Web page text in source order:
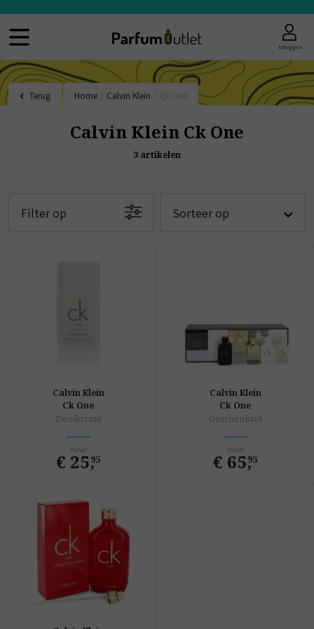
Inloggen
Terug Home Calvin Klein
Calvin Klein Ck One
3 artikelen
Filter op Sorteer op
Calvin Klein
Ck One
Deodorant
Vanaf
€ 25,
95
Calvin Klein
Ck One
Geschenkset
Vanaf
€ 65,
95